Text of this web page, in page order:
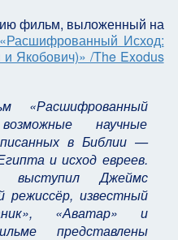
фильм, выложенный на
Исход:
и Якобович)» /The Exodus
«Расшифрованный
научные
в Библии —
и исход евреев.
выступил Джеймс
известный
«Аватар» и
представлены